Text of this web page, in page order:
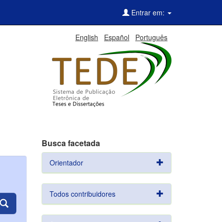
Entrar em:
English Español Português
Busca facetada
Orientador
Todos contribuidores